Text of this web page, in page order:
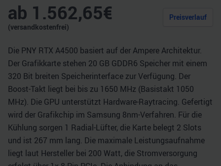
ab 1.562,65€
(versandkostenfrei)
Preisverlauf
Die PNY RTX A4500 basiert auf der Ampere Architektur.
Der Grafikkarte stehen 20 GB GDDR6 Speicher mit einem
320 Bit breiten Speicherinterface zur Verfügung. Der
Boost-Takt liegt bei bis zu 1650 MHz (Basistakt 1050
MHz). Die GPU unterstützt Hardware-Raytracing. Gefertigt
wird der Grafikchip im Samsung 8nm-Verfahren. Für die
Kühlung sorgen 1 Radial-Lüfter, die Karte belegt 2 Slots
und ist 267 mm lang. Die maximale Leistungsaufnahme
liegt laut Hersteller bei 200 Watt, die Stromversorgung